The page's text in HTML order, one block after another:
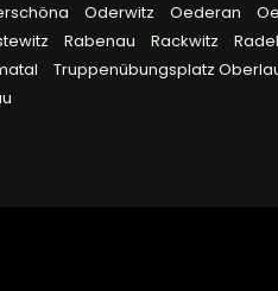
Oderwitz Oederan
Rabenau Rackwitz
Truppenübungsplatz